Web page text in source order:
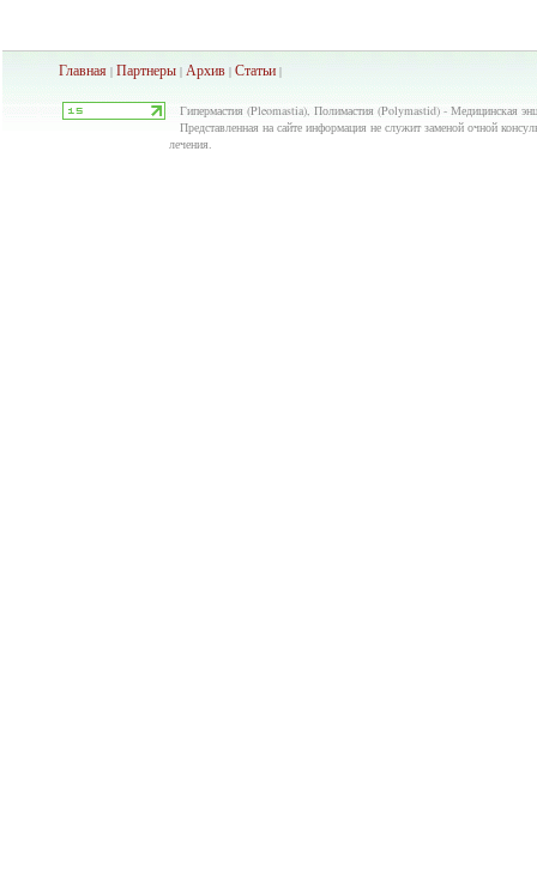
Главная | Партнеры | Архив | Статьи |
Гипермастия (Pleomastia), Полимастия (Polymastid) - Медицинская
Представленная на сайте информация не служит заменой очной
лечения.